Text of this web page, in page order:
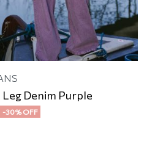
Leg Denim Purple
-30% OFF